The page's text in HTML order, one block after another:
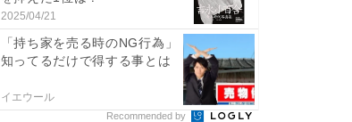
2025/04/21
「持ち家を売る時のNG行為」
知ってるだけで得する事とは
イエウール
Recommended by